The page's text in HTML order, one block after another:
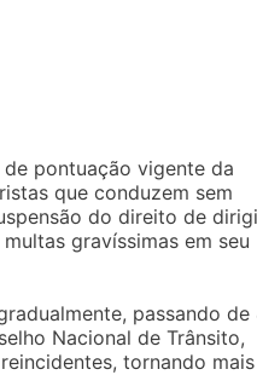
pontuação vigente da
que conduzem sem
do direito de
gravíssimas em seu
passando de
Nacional de Trânsito,
tornando mais